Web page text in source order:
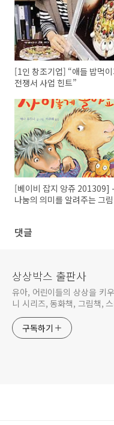
[1인 창조기업] “애들 밥먹이
전쟁서 사업 힌트”
[베이비 잡지 앙쥬 201309] -
나눔의 의미를 알려주는 그
댓글
상상박스 출판사
유아, 어린이들의 상상을 키
니 시리즈, 동화책, 그림책,
구독하기